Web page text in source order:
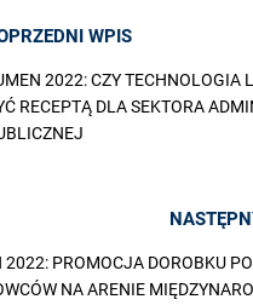
WPIS
2022: CZY TECHNOLOGIA
RECEPTĄ DLA SEKTORA
2022: PROMOCJA DOROBKU
NA ARENIE